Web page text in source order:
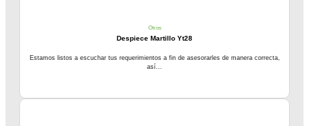
Otros
Despiece Martillo Yt28
Estamos listos a escuchar tus requerimientos a fin de asesorarles de manera correcta,
así...